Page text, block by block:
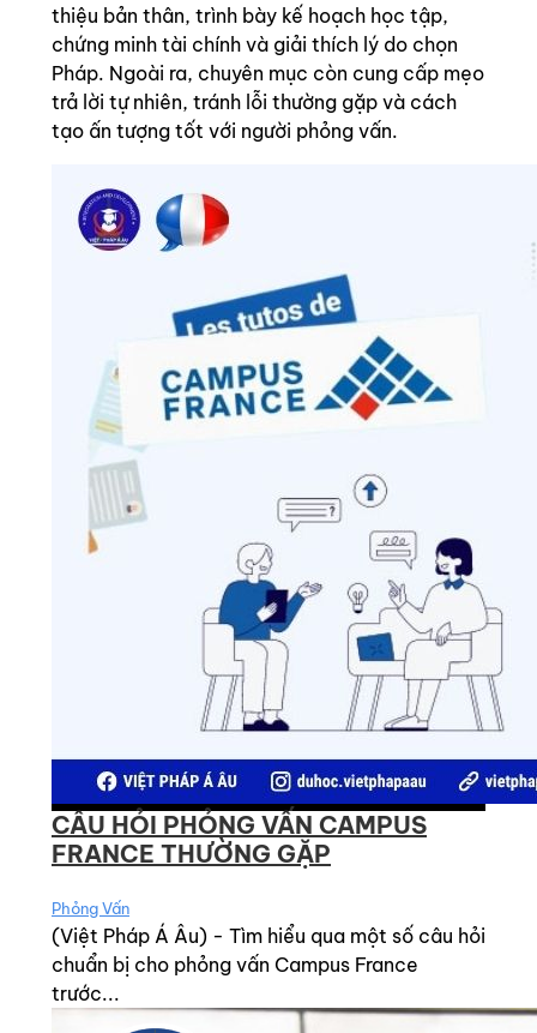
thiệu bản thân, trình bày kế hoạch học tập,
chứng minh tài chính và giải thích lý do chọn
Pháp. Ngoài ra, chuyên mục còn cung cấp mẹo
trả lời tự nhiên, tránh lỗi thường gặp và cách
tạo ấn tượng tốt với người phỏng vấn.
CÂU HỎI PHỎNG VẤN CAMPUS
FRANCE THƯỜNG GẶP
Phỏng Vấn
(Việt Pháp Á Âu) - Tìm hiểu qua một số câu hỏi
chuẩn bị cho phỏng vấn Campus France
trước...